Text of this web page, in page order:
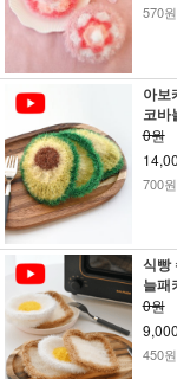
570
아보
코바
0원
700
식빵
늘패
0원
450